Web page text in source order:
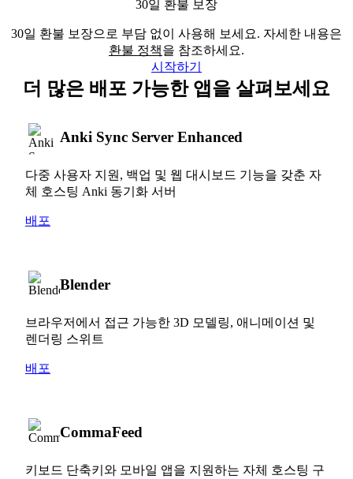
30일 환불 보장
30일 환불 보장으로 부담 없이 사용해 보세요. 자세한 내용은
환불 정책을 참조하세요.
시작하기
더 많은 배포 가능한 앱을 살펴보세요
Anki Sync Server Enhanced
다중 사용자 지원, 백업 및 웹 대시보드 기능을 갖춘 자
체 호스팅 Anki 동기화 서버
배포
Blender
브라우저에서 접근 가능한 3D 모델링, 애니메이션 및
렌더링 스위트
배포
CommaFeed
키보드 단축키와 모바일 앱을 지원하는 자체 호스팅 구